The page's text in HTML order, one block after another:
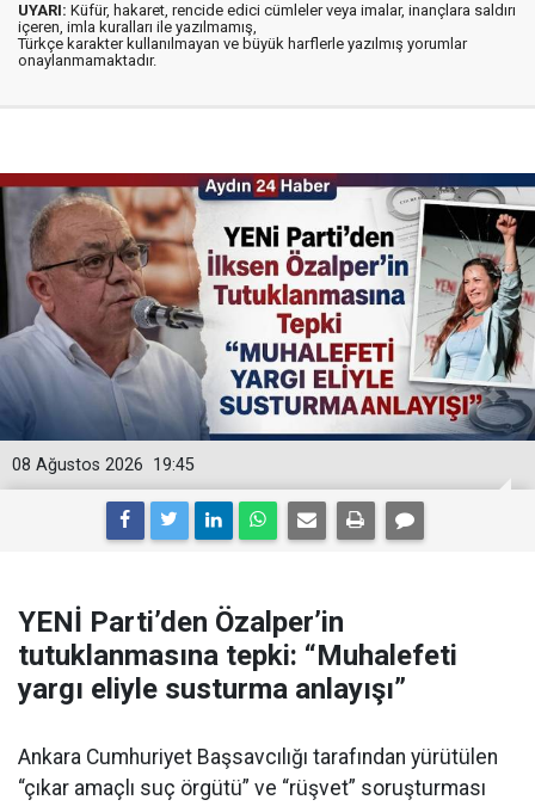
UYARI: Küfür, hakaret, rencide edici cümleler veya imalar, inançlara saldırı
içeren, imla kuralları ile yazılmamış,
Türkçe karakter kullanılmayan ve büyük harflerle yazılmış yorumlar
onaylanmamaktadır.
19:45
08 Ağustos 2026
YENİ Parti’den Özalper’in
tutuklanmasına tepki: “Muhalefeti
yargı eliyle susturma anlayışı”
Ankara Cumhuriyet Başsavcılığı tarafından yürütülen
“çıkar amaçlı suç örgütü” ve “rüşvet” soruşturması